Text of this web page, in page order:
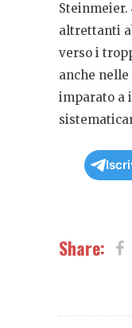
Steinmeier.
altrettanti
verso i
anche
imparato a
Share: